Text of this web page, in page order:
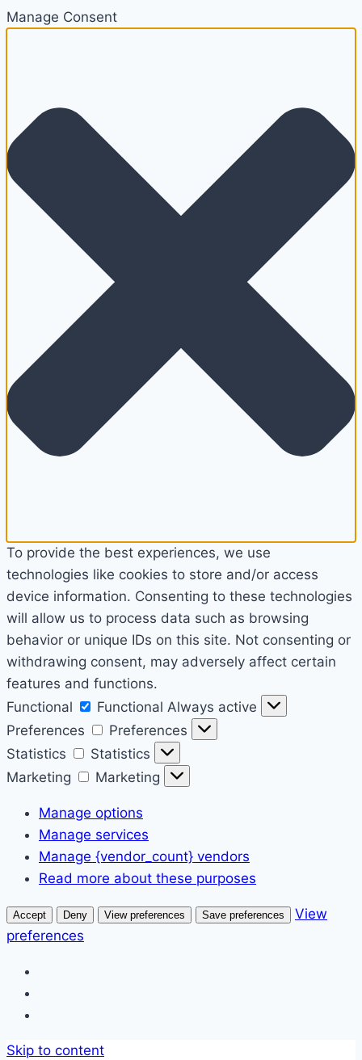
Manage Consent
To provide the best experiences, we use
technologies like cookies to store and/or access
device information. Consenting to these technologies
will allow us to process data such as browsing
behavior or unique IDs on this site. Not consenting or
withdrawing consent, may adversely affect certain
features and functions.
Functional
Functional Always active
Preferences
Preferences
Statistics
Statistics
Marketing
Marketing
Manage options
Manage services
Manage {vendor_count} vendors
Read more about these purposes
Accept Deny View preferences Save preferences
View
preferences
Skip to content